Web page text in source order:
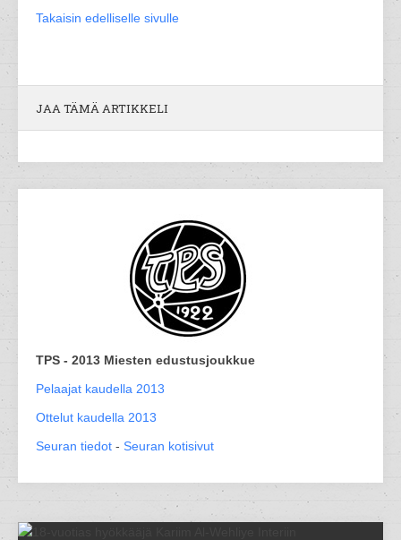
Takaisin edelliselle sivulle
JAA TÄMÄ ARTIKKELI
TPS - 2013 Miesten edustusjoukkue
Pelaajat kaudella 2013
Ottelut kaudella 2013
Seuran tiedot - Seuran kotisivut